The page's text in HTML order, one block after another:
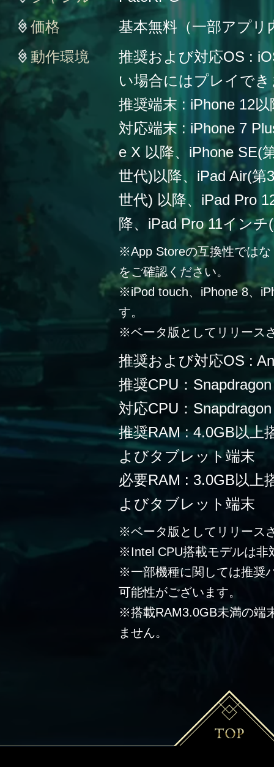
価格
基本無料（一部アプリ
動作環境
推奨および対応OS :
い場合にはプレイで
推奨端末 : iPhone 12以
対応端末 : iPhone 7
e X 以降、iPhone SE(
世代)以降、iPad Air(第
世代) 以降、iPad Pro
降、iPad Pro 11イン
※App Storeの互換性では
をご確認ください。
※iPod touch、iPhone 8、
す。
※ベータ版としてリリース
推奨および対応OS :
推奨CPU：
対応CPU：
推奨RAM : 4.0GB以上
よびタブレット端末
必要RAM : 3.0GB以上
よびタブレット端末
※ベータ版としてリリース
※Intel CPU搭載モデルは非
※一部機種に関しては推奨
可能性がございます。
※搭載RAM3.0GB未満の端
ません。